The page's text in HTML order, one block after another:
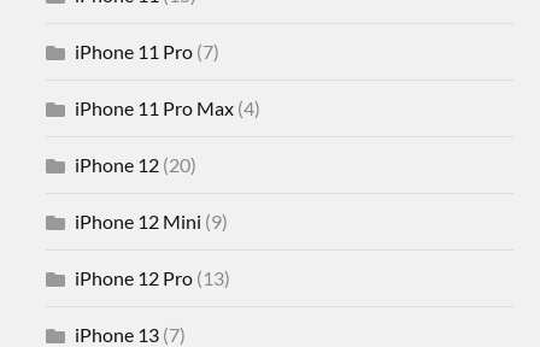
iPhone 11 Pro (7)
iPhone 11 Pro Max (4)
iPhone 12 (20)
iPhone 12 Mini (9)
iPhone 12 Pro (13)
iPhone 13 (7)